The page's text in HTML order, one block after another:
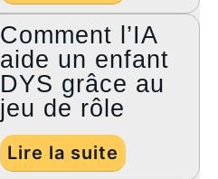
Comment l’IA
aide un enfant
DYS grâce au
jeu de rôle
Lire la suite